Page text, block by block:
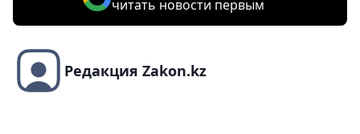
читать новости первым
Редакция Zakon.kz